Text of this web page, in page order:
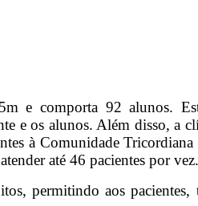
e comporta 92 alunos.
e os alunos. Além disso, a
à Comunidade
até 46 pacientes por vez.
permitindo aos